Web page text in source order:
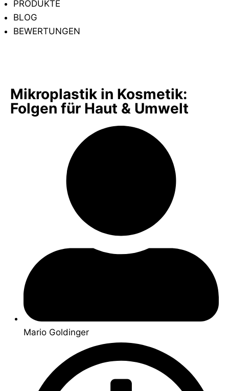
PRODUKTE
BLOG
BEWERTUNGEN
Mikroplastik in Kosmetik:
Folgen für Haut & Umwelt
Mario Goldinger